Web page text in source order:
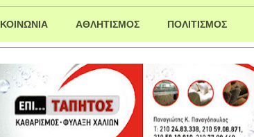
ΚΟΙΝΩΝΙΑ ΑΘΛΗΤΙΣΜΟΣ ΠΟΛΙΤΙΣΜΟΣ